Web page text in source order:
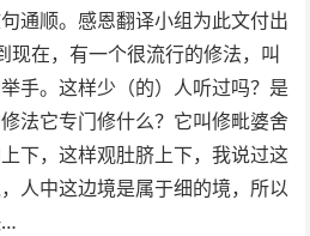
通顺。感恩翻译小组为此文付出
现在，有一个很流行的修法，叫
手。这样少（的）人听过吗？是
法它专门修什么？它叫修毗婆舍
下，这样观肚脐上下，我说过这
人中这边境是属于细的境，所以
…